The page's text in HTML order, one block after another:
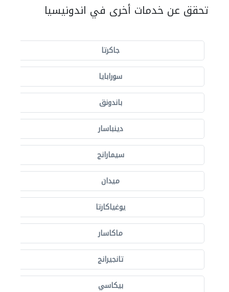
تحقق عن خدمات أخرى في اندونيسيا
جاكرتا
سورابايا
باندونق
دينباسار
سيمارانج
ميدان
يوغياكارتا
ماكاسار
تانجيرانج
بيكاسي